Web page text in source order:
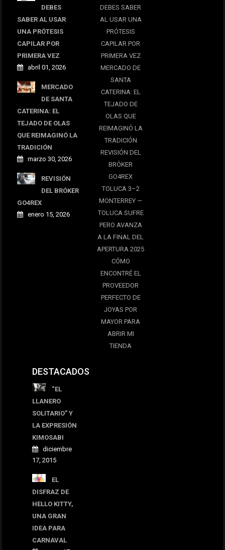
DEBES
SABER AL USAR
UNA PRÓTESIS
CAPILAR POR
PRIMERA VEZ
abril 01, 2026
MERCADO
DE SANTA
CATERINA: EL
TEJADO DE OLAS
QUE REIMAGINÓ LA
TRADICIÓN
marzo 30, 2026
REVISIÓN
DEL BRÓKER
GO4REX
enero 15, 2026
DEBES SABER
AL USAR UNA
PRÓTESIS
CAPILAR POR
PRIMERA VEZ
MERCADO DE
SANTA
CATERINA: EL
TEJADO DE
OLAS QUE
REIMAGINÓ LA
TRADICIÓN
REVISIÓN DEL
BRÓKER
GO4REX
TOLUCA 3–2
MONTERREY —
TOLUCA SUFRE
PERO AVANZA
A LA FINAL DEL
APERTURA 2025
CÓMO
ENCONTRÉ EL
PROVEEDOR
PERFECTO DE
JOYAS POR
MAYOR PARA
ABRIR MI
TIENDA
DESTACADOS
“EL
LLANERO
SOLITARIO” Y
LA EXPRESIÓN
KIMOSABI
diciembre
17, 2015
EL
DISFRAZ DE
HELLO KITTY,
UNA GRAN
IDEA PARA
CARNAVAL